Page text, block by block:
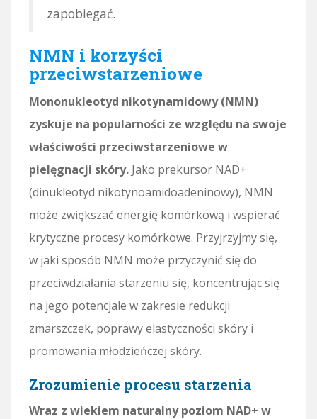
zapobiegać.
NMN i korzyści
przeciwstarzeniowe
Mononukleotyd nikotynamidowy (NMN)
zyskuje na popularności ze względu na swoje
właściwości przeciwstarzeniowe w
pielęgnacji skóry. Jako prekursor NAD+
(dinukleotyd nikotynoamidoadeninowy), NMN
może zwiększać energię komórkową i wspierać
krytyczne procesy komórkowe. Przyjrzyjmy się,
w jaki sposób NMN może przyczynić się do
przeciwdziałania starzeniu się, koncentrując się
na jego potencjale w zakresie redukcji
zmarszczek, poprawy elastyczności skóry i
promowania młodzieńczej skóry.
Zrozumienie procesu starzenia
Wraz z wiekiem naturalny poziom NAD+ w